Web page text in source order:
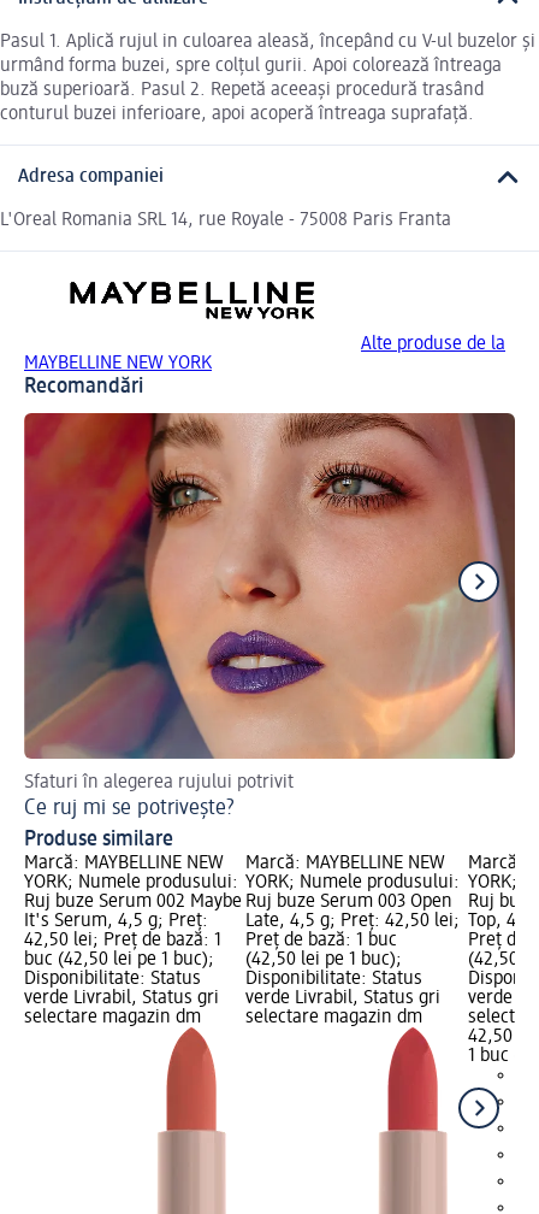
Pasul 1. Aplică rujul in culoarea aleasă, începând cu V-ul buzelor și
urmând forma buzei, spre colțul gurii. Apoi colorează întreaga
buză superioară. Pasul 2. Repetă aceeași procedură trasând
conturul buzei inferioare, apoi acoperă întreaga suprafață.
Adresa companiei
L'Oreal Romania SRL 14, rue Royale - 75008 Paris Franta
Alte produse de la
MAYBELLINE NEW YORK
Recomandări
Sfaturi în alegerea rujului potrivit
Ce ruj mi se potrivește?
Produse similare
Marcă: MAYBELLINE NEW
YORK; Numele produsului:
Ruj buze Serum 002 Maybe
It's Serum, 4,5 g; Preț:
42,50 lei; Preț de bază: 1
buc (42,50 lei pe 1 buc);
Disponibilitate: Status
verde Livrabil, Status gri
selectare magazin dm
Marcă: MAYBELLINE NEW
YORK; Numele produsului:
Ruj buze Serum 003 Open
Late, 4,5 g; Preț: 42,50 lei;
Preț de bază: 1 buc
(42,50 lei pe 1 buc);
Disponibilitate: Status
verde Livrabil, Status gri
selectare magazin dm
Marcă:
YORK;
Ruj
Top,
Preț de
(42,50
verde
42,50 lei
1 buc